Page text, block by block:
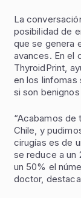
La
posibilidad de
que se genera
avances. En el
ThyroidPrint,
en los linfomas
si son
“Acabamos de
Chile, y
cirugías es de
se reduce a un
un 50% el
doctor,